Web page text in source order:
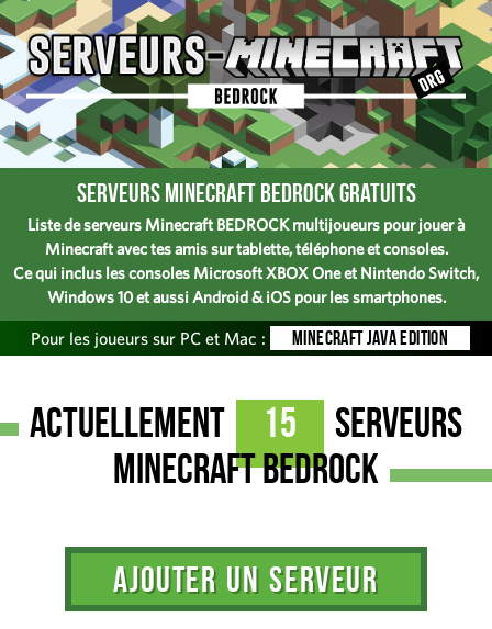
Serveurs Minecraft BEDROCK gratuits
Liste de serveurs Minecraft BEDROCK multijoueurs pour jouer à
Minecraft avec tes amis sur tablette, téléphone et consoles.
Ce qui inclus les consoles Microsoft XBOX One et Nintendo Switch,
Windows 10 et aussi Android & iOS pour les smartphones.
Pour les joueurs sur PC et Mac : Minecraft JAVA Edition
Actuellement 15
serveurs
Minecraft Bedrock
AJOUTER UN SERVEUR